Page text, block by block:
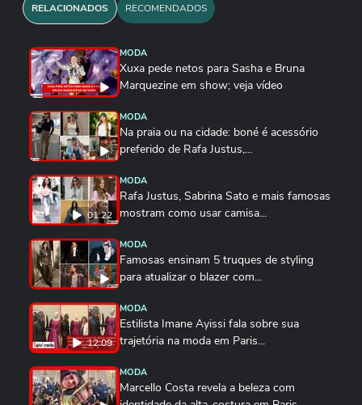
RELACIONADOS RECOMENDADOS
MODA
Xuxa pede netos para Sasha e Bruna
Marquezine em show; veja vídeo
MODA
Na praia ou na cidade: boné é acessório
preferido de Rafa Justus,...
01:22
MODA
Rafa Justus, Sabrina Sato e mais famosas
mostram como usar camisa...
MODA
Famosas ensinam 5 truques de styling
para atualizar o blazer com...
12:09
MODA
Estilista Imane Ayissi fala sobre sua
trajetória na moda em Paris...
MODA
Marcello Costa revela a beleza com